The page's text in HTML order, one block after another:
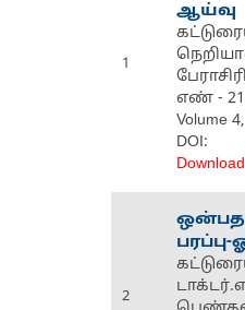
1
ஆய்வு
எண் -
Volume
DOI:
2